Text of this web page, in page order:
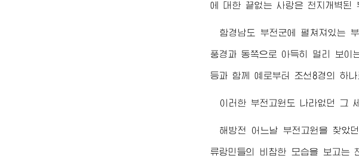
에 대한 끝없는 사랑은 천지개벽된
함경남도 부전군에 펼쳐져있는
풍경과 동쪽으로 아득히 멀리 보
등과 함께 예로부터 조선8경의 하나
이러한 부전고원도 나라없던 그
해방전 어느날 부전고원을 찾았
류랑민들의 비참한 모습을 보고는